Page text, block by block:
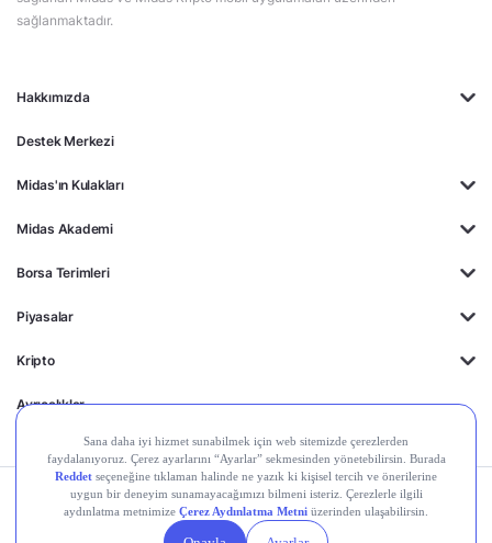
Midas Sorumluluk
Beyanı